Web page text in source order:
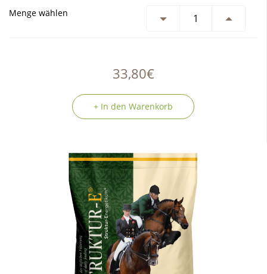
Menge wählen
33,80€
+ In den Warenkorb